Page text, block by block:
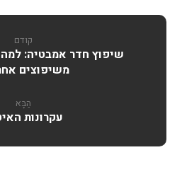
קודם
שיפוץ חדר אמבטיה: למה
משיפוצים
הַבָּא
עקרונות